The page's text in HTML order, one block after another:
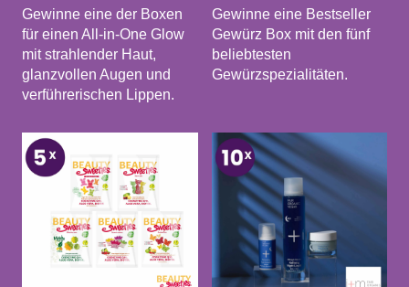
Gewinne eine der Boxen
für einen All-in-One Glow
mit strahlender Haut,
glanzvollen Augen und
verführerischen Lippen.
Gewinne eine Bestseller
Gewürz Box mit den fünf
beliebtesten
Gewürzspezialitäten.